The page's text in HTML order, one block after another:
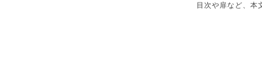
目次や扉など、本